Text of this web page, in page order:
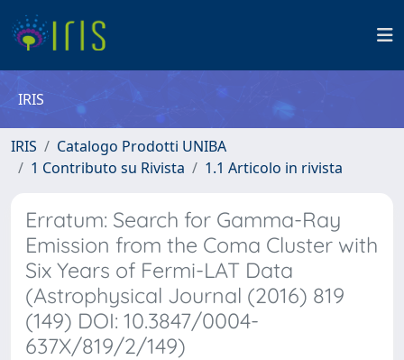
IRIS
IRIS
Catalogo Prodotti UNIBA
1 Contributo su Rivista
1.1 Articolo in rivista
Erratum: Search for Gamma-Ray
Emission from the Coma Cluster with
Six Years of Fermi-LAT Data
(Astrophysical Journal (2016) 819
(149) DOI: 10.3847/0004-
637X/819/2/149)